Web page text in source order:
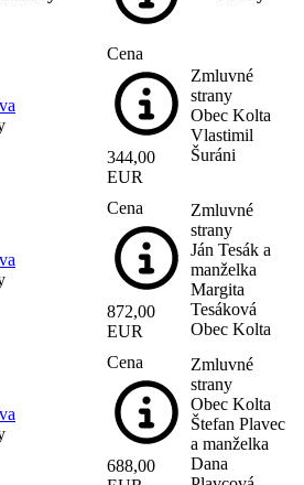
Cena
344,00
EUR
Zmluvné
strany
Obec Kolta
Vlastimil
Šuráni
Cena
872,00
EUR
Zmluvné
strany
Ján Tesák a
manželka
Margita
Tesáková
Obec Kolta
Cena
688,00
Zmluvné
strany
Obec Kolta
Štefan Plavec
a manželka
Dana